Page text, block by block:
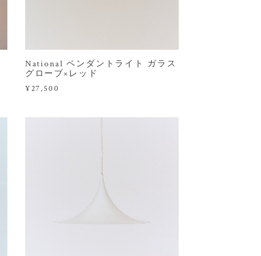
National ペンダントライト ガラス
グローブ×レッド
¥27,500